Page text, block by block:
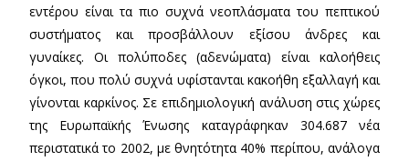
εντέρου είναι τα πιο συχνά νεοπλάσματα του πεπτικού
συστήματος και προσβάλλουν εξίσου άνδρες και
γυναίκες. Οι πολύποδες (αδενώματα) είναι καλοήθεις
όγκοι, που πολύ συχνά υφίστανται κακοήθη εξαλλαγή και
γίνονται καρκίνος. Σε επιδημιολογική ανάλυση στις χώρες
της Ευρωπαϊκής Ένωσης καταγράφηκαν 304.687 νέα
περιστατικά το 2002, με θνητότητα 40% περίπου, ανάλογα